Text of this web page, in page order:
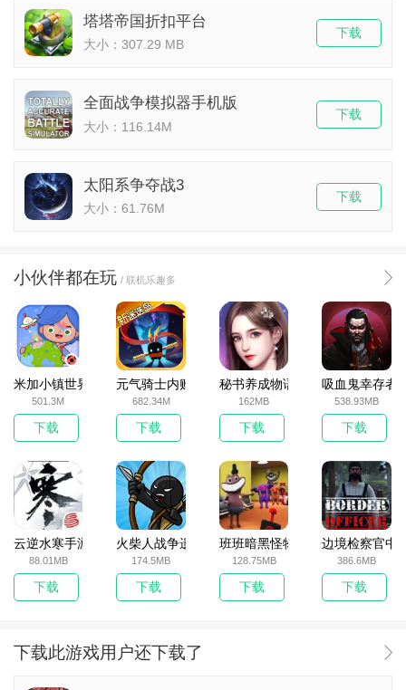
塔塔帝国折扣平台
大小：307.29 MB
下载
全面战争模拟器手机版
大小：116.14M
下载
太阳系争夺战3
大小：61.76M
下载
小伙伴都在玩 / 联机乐趣多
米加小镇世界2025官方版
501.3M
下载
元气骑士内购破解版
682.34M
下载
秘书养成物语
162MB
下载
吸血鬼幸存者
538.93MB
下载
云逆水寒手游
88.01MB
下载
火柴人战争遗产无敌版
174.5MB
下载
班班暗黑怪物生存挑战5
128.75MB
下载
边境检察官中
386.6MB
下载
下载此游戏用户还下载了